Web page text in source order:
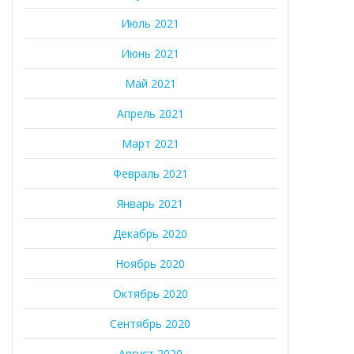
Июль 2021
Июнь 2021
Май 2021
Апрель 2021
Март 2021
Февраль 2021
Январь 2021
Декабрь 2020
Ноябрь 2020
Октябрь 2020
Сентябрь 2020